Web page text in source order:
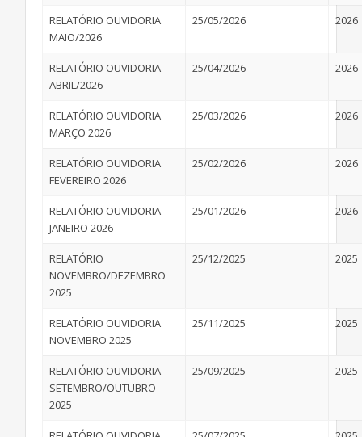
RELATÓRIO OUVIDORIA
MAIO/2026
25/05/2026 2026
RELATÓRIO OUVIDORIA
ABRIL/2026
25/04/2026 2026
RELATÓRIO OUVIDORIA
MARÇO 2026
25/03/2026 2026
RELATÓRIO OUVIDORIA
FEVEREIRO 2026
25/02/2026 2026
RELATÓRIO OUVIDORIA
JANEIRO 2026
25/01/2026 2026
RELATÓRIO
NOVEMBRO/DEZEMBRO
2025
25/12/2025 2025
RELATÓRIO OUVIDORIA
NOVEMBRO 2025
25/11/2025 2025
RELATÓRIO OUVIDORIA
SETEMBRO/OUTUBRO
2025
25/09/2025 2025